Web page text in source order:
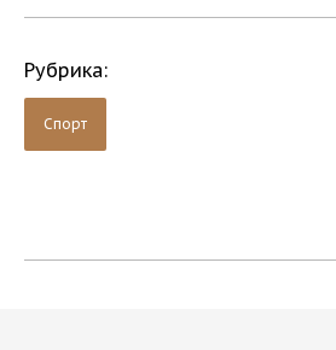
Рубрика:
Спорт